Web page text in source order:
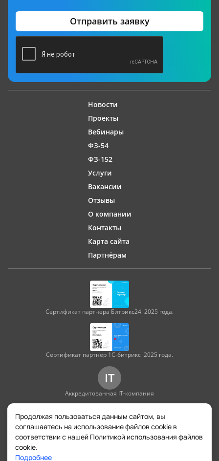
Новости
Проекты
Вебинары
ФЗ-54
ФЗ-152
Услуги
Вакансии
Отзывы
О компании
Контакты
Карта сайта
Партнёрам
Сертификат партнера Битрикс24 2025 года.
Сертификат партнер 1С-битрикс 2025 года.
IT
Аккредитованная IT-компания
Разработка включена в едином реестре российского
ПО «Минцифры» № АО-20250120–23226327069-3 от 21.01.2025
Отправить заявку
© Квант, 2026. Все права защищены.
Продолжая пользоваться данным сайтом, вы
соглашаетесь на использование файлов cookie в
соответствии с нашей Политикой использования файлов
cookie.
Подробнее